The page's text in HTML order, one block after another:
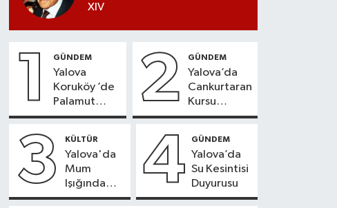
XIV
1 GÜNDEM
Yalova
Koruköy ’de
Palamut
Sezonu
2 GÜNDEM
Yalova’da
Cankurtaran
Kursu
Kayıtları
3 KÜLTÜR
Yalova'da
Mum
Işığında
Konser
4 GÜNDEM
Yalova’da
Su Kesintisi
Duyurusu